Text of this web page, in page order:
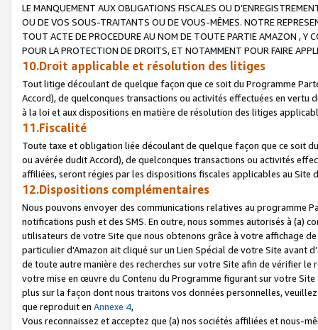
LE MANQUEMENT AUX OBLIGATIONS FISCALES OU
OU DE VOS SOUS-TRAITANTS OU DE VOUS-MÊMES. NOTRE
TOUT ACTE DE PROCEDURE AU NOM DE TOUTE PARTIE AMAZON , Y
POUR LA PROTECTION DE DROITS, ET NOTAMMENT POUR FAIRE
10.Droit applicable et résolution des litiges
Tout litige découlant de quelque façon que ce soit du Programme
Accord), de quelconques transactions ou activités effectuées en vertu
à la loi et aux dispositions en matière de résolution des litiges
11.Fiscalité
Toute taxe et obligation liée découlant de quelque façon que ce soit
ou avérée dudit Accord), de quelconques transactions ou activités
affiliées, seront régies par les dispositions fiscales applicables au Site
12.Dispositions complémentaires
Nous pouvons envoyer des communications relatives au programme
notifications push et des SMS. En outre, nous sommes autorisés à
utilisateurs de votre Site que nous obtenons grâce à votre affichage
particulier d'Amazon ait cliqué sur un Lien Spécial de votre Site avant
de toute autre manière des recherches sur votre Site afin de vérifier
votre mise en œuvre du Contenu du Programme figurant sur votre
plus sur la façon dont nous traitons vos données personnelles,
que reproduit en Annexe 4,
Vous reconnaissez et acceptez que (a) nos sociétés affiliées et nous-